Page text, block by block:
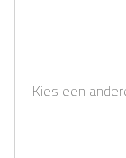
Kies een